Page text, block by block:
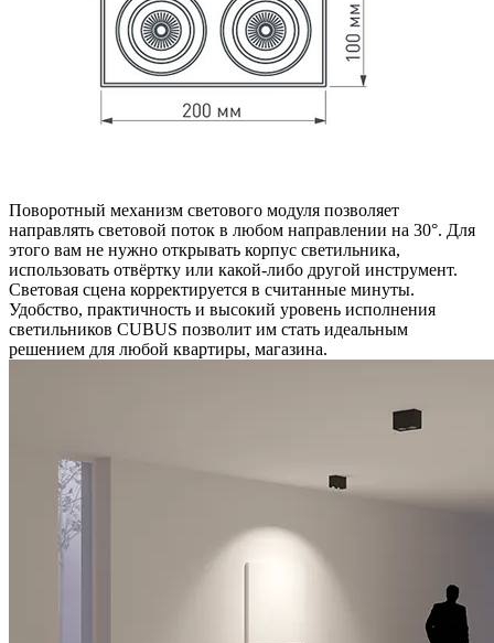
Поворотный механизм светового модуля позволяет
направлять световой поток в любом направлении на 30°. Для
этого вам не нужно открывать корпус светильника,
использовать отвёртку или какой-либо другой инструмент.
Световая сцена корректируется в считанные минуты.
Удобство, практичность и высокий уровень исполнения
светильников CUBUS позволит им стать идеальным
решением для любой квартиры, магазина.